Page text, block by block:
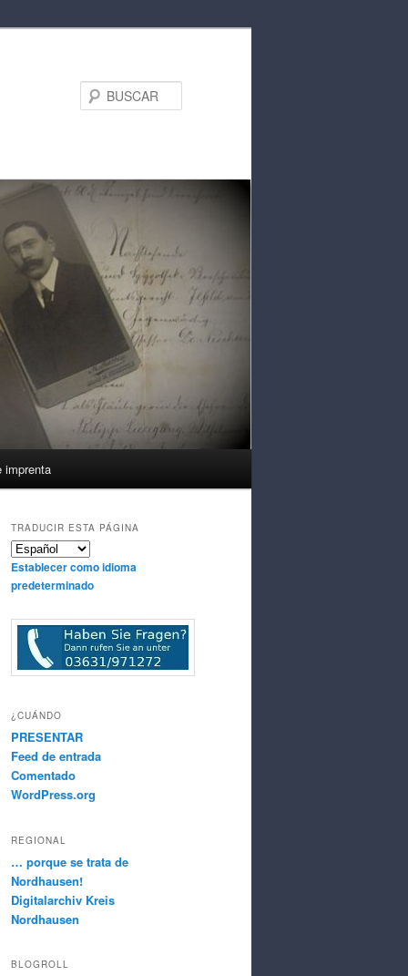
imprenta
TRADUCIR ESTA PÁGINA
Establecer como idioma
predeterminado
¿CUÁNDO
PRESENTAR
Feed de entrada
Comentado
WordPress.org
REGIONAL
… porque se trata de
Nordhausen!
Digitalarchiv Kreis
Nordhausen
BLOGROLL